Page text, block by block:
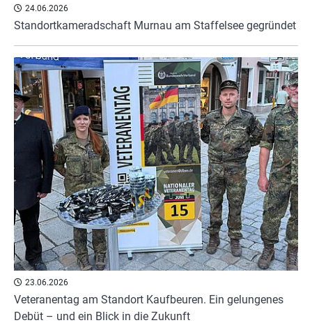
24.06.2026
Standortkameradschaft Murnau am Staffelsee gegründet
23.06.2026
Veteranentag am Standort Kaufbeuren. Ein gelungenes
Debüt – und ein Blick in die Zukunft